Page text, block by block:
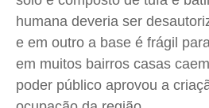
humana deveria ser
e em outro a base é frágil
em muitos bairros casas
poder público aprovou a